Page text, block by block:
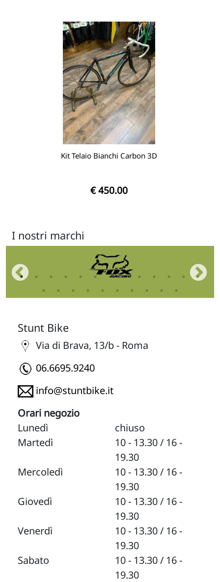
Kit Telaio Bianchi Carbon 3D
€ 450.00
I nostri marchi
Stunt Bike
Via di Brava, 13/b - Roma
06.6695.9240
info@stuntbike.it
Orari negozio
Lunedì
chiuso
Martedì
10 - 13.30 / 16 -
19.30
Mercoledì
10 - 13.30 / 16 -
19.30
Giovedì
10 - 13.30 / 16 -
19.30
Venerdì
10 - 13.30 / 16 -
19.30
Sabato
10 - 13.30 / 16 -
19.30